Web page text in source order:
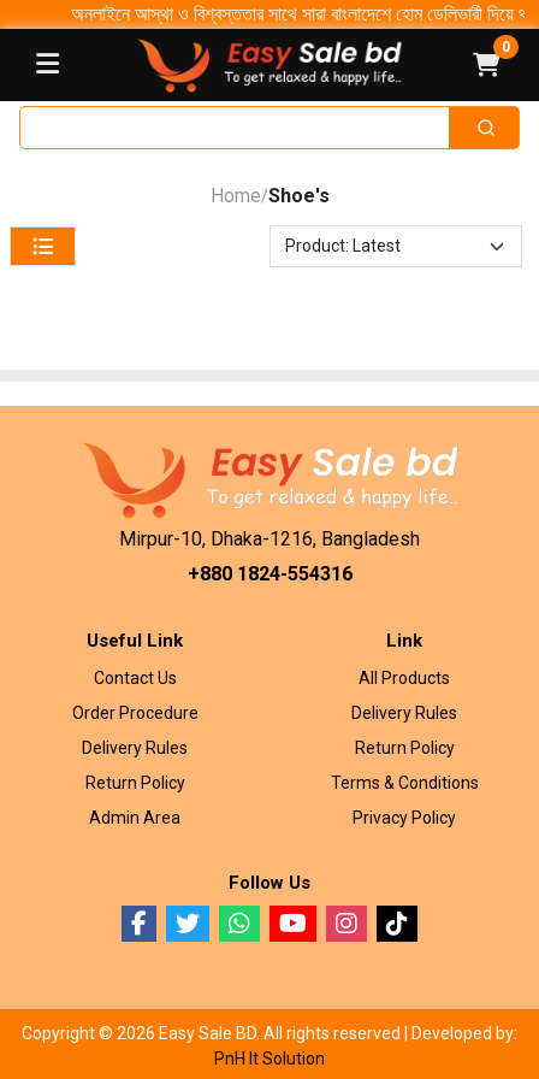
অনলাইনে আস্থা ও বিশ্বস্ততার সাথে সারা বাংলাদেশে হোম ডেলিভারী দিয়ে
0
Home/Shoe's
Mirpur-10, Dhaka-1216, Bangladesh
+880 1824-554316
Useful Link
Contact Us
Order Procedure
Delivery Rules
Return Policy
Admin Area
Link
All Products
Delivery Rules
Return Policy
Terms & Conditions
Privacy Policy
Follow Us
Copyright © 2026 Easy Sale BD. All rights reserved |
Developed by:
PnH It Solution